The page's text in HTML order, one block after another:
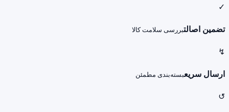
✓
تضمین اصالتبررسی سلامت کالا
↯
ارسال سریعبسته‌بندی مطمئن
↺